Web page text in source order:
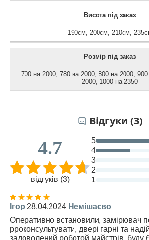
Висота під заказ
190см 200см 210см
Розмір під заказ
700 на 2000 780 на 2000 800 на 2000 900
2000 1000 на 2350
Відгуки (3)
4.7
відгуків (3)
5
4
3
2
1
Ігор 28.04.2024 Немішаєво
Оперативно встановили, замірювач
рроконсультувати, двері гарні та
задоволений роботой майстрів, буду